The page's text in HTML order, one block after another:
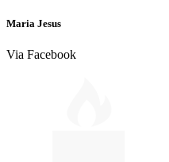
Maria Jesus
Via Facebook